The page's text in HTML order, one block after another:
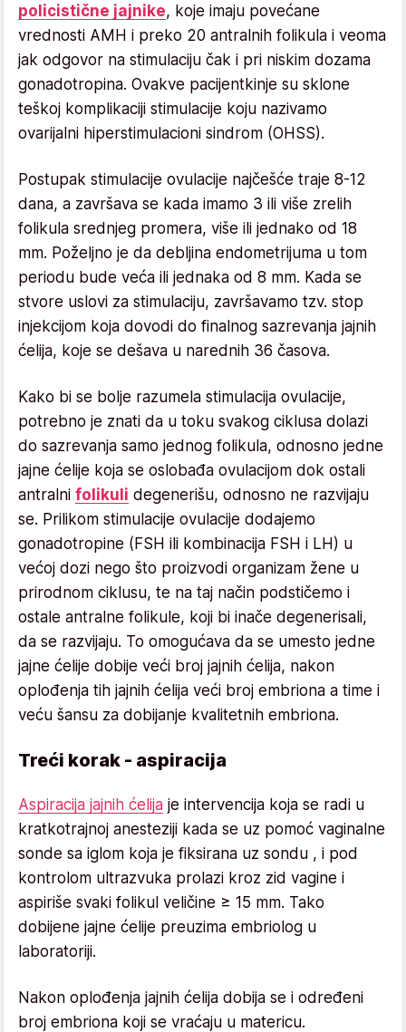
policistične jajnike, koje imaju povećane
vrednosti AMH i preko 20 antralnih folikula i veoma
jak odgovor na stimulaciju čak i pri niskim dozama
gonadotropina. Ovakve pacijentkinje su sklone
teškoj komplikaciji stimulacije koju nazivamo
ovarijalni hiperstimulacioni sindrom (OHSS).
Postupak stimulacije ovulacije najčešće traje 8-12
dana, a završava se kada imamo 3 ili više zrelih
folikula srednjeg promera, više ili jednako od 18
mm. Poželjno je da debljina endometrijuma u tom
periodu bude veća ili jednaka od 8 mm. Kada se
stvore uslovi za stimulaciju, završavamo tzv. stop
injekcijom koja dovodi do finalnog sazrevanja jajnih
ćelija, koje se dešava u narednih 36 časova.
Kako bi se bolje razumela stimulacija ovulacije,
potrebno je znati da u toku svakog ciklusa dolazi
do sazrevanja samo jednog folikula, odnosno jedne
jajne ćelije koja se oslobađa ovulacijom dok ostali
antralni folikuli degenerišu, odnosno ne razvijaju
se. Prilikom stimulacije ovulacije dodajemo
gonadotropine (FSH ili kombinacija FSH i LH) u
većoj dozi nego što proizvodi organizam žene u
prirodnom ciklusu, te na taj način podstičemo i
ostale antralne folikule, koji bi inače degenerisali,
da se razvijaju. To omogućava da se umesto jedne
jajne ćelije dobije veći broj jajnih ćelija, nakon
oplođenja tih jajnih ćelija veći broj embriona a time i
veću šansu za dobijanje kvalitetnih embriona.
Treći korak - aspiracija
Aspiracija jajnih ćelija je intervencija koja se radi u
kratkotrajnoj anesteziji kada se uz pomoć vaginalne
sonde sa iglom koja je fiksirana uz sondu , i pod
kontrolom ultrazvuka prolazi kroz zid vagine i
aspiriše svaki folikul veličine ≥ 15 mm. Tako
dobijene jajne ćelije preuzima embriolog u
laboratoriji.
Nakon oplođenja jajnih ćelija dobija se i određeni
broj embriona koji se vraćaju u matericu.